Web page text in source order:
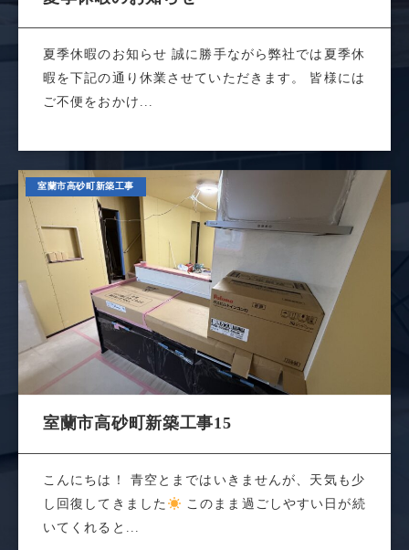
夏季休暇のお知らせ 誠に勝手ながら弊社では夏季休
暇を下記の通り休業させていただきます。 皆様には
ご不便をおかけ...
室蘭市高砂町新築工事
室蘭市高砂町新築工事15
こんにちは！ 青空とまではいきませんが、天気も少
し回復してきました
このまま過ごしやすい日が続
いてくれると...